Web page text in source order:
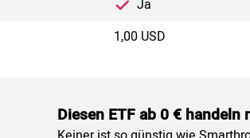
Ja
1,00 USD
Diesen ETF ab 0 €